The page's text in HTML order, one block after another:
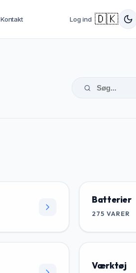
Kontakt Log ind 🇩🇰
Batterier
275 VARER
Værktøj